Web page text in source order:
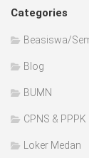
Categories
Beasiswa/
Blog
BUMN
CPNS & PPPK
Loker Medan